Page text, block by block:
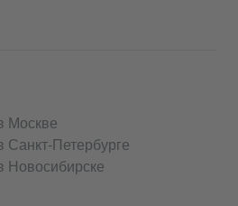
Москве
Санкт-Петербурге
Новосибирске